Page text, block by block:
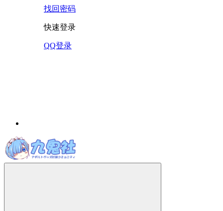
找回密码
快速登录
QQ登录